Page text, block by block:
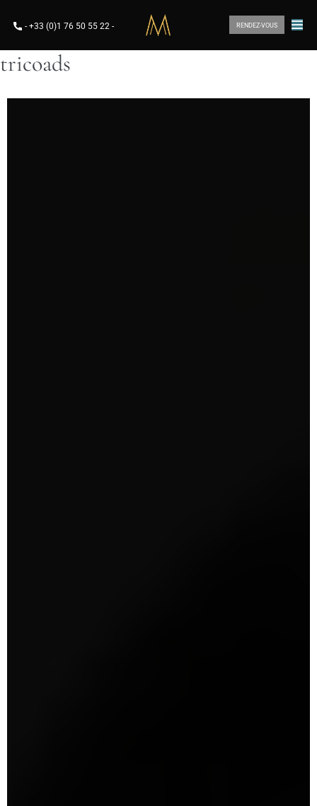
- +33 (0)1 76 50 55 22 - RENDEZ-VOUS
tricoads